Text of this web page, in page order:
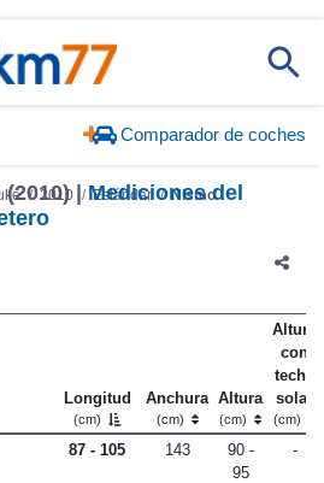
Comparador de coches
2010 Estándar Nismo
(2010) |Mediciones del
Longitud
(cm)
Anchura
(cm)
Altura
(cm)
Altura
con
techo
solar
(cm)
87 - 105 143
90 -
95
-